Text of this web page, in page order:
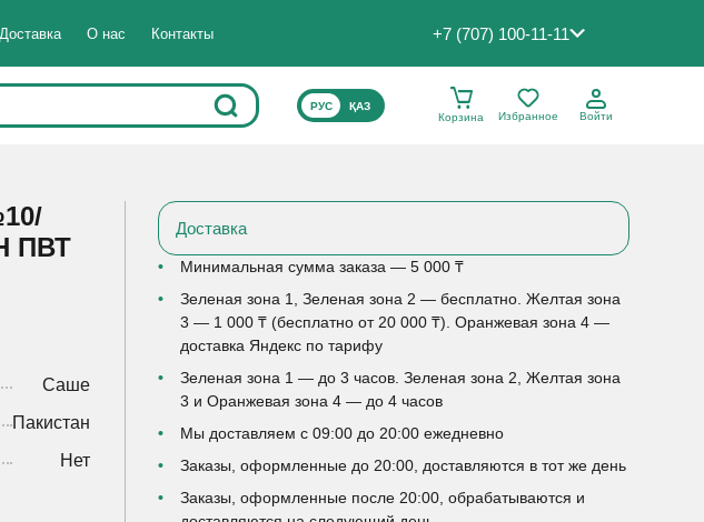
Доставка О нас Контакты +7 (707) 100-11-11
ВЫБЕРИТЕ ЯЗЫК САЙТА
РУС
ҚАЗ
Корзина
Избранное Войти
ПВТ
Саше
Пакистан
Нет
Доставка
Минимальная сумма заказа — 5 000 ₸
Зеленая зона 1, Зеленая зона 2 — бесплатно. Желтая зона
3 — 1 000 ₸ (бесплатно от 20 000 ₸). Оранжевая зона 4 —
доставка Яндекс по тарифу
Зеленая зона 1 — до 3 часов. Зеленая зона 2, Желтая зона
3 и Оранжевая зона 4 — до 4 часов
Мы доставляем с 09:00 до 20:00 ежедневно
Заказы, оформленные до 20:00, доставляются в тот же день
Заказы, оформленные после 20:00, обрабатываются и